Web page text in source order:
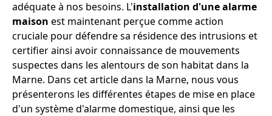
adéquate à nos besoins. L'installation d'une alarme
maison est maintenant perçue comme action
cruciale pour défendre sa résidence des intrusions et
certifier ainsi avoir connaissance de mouvements
suspectes dans les alentours de son habitat dans la
Marne. Dans cet article dans la Marne, nous vous
présenterons les différentes étapes de mise en place
d'un système d'alarme domestique, ainsi que les